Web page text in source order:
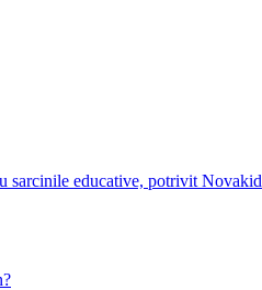
sarcinile educative, potrivit Novakid